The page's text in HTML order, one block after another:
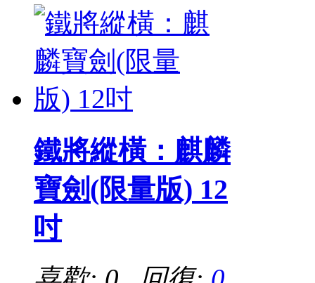
鐵將縱橫：麒麟
寶劍(限量版) 12
吋